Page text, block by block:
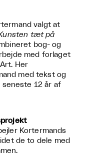
valgt at
tæt på
bog- og
med forlaget
Her
med tekst og
12 år af
Kortermands
de to dele med